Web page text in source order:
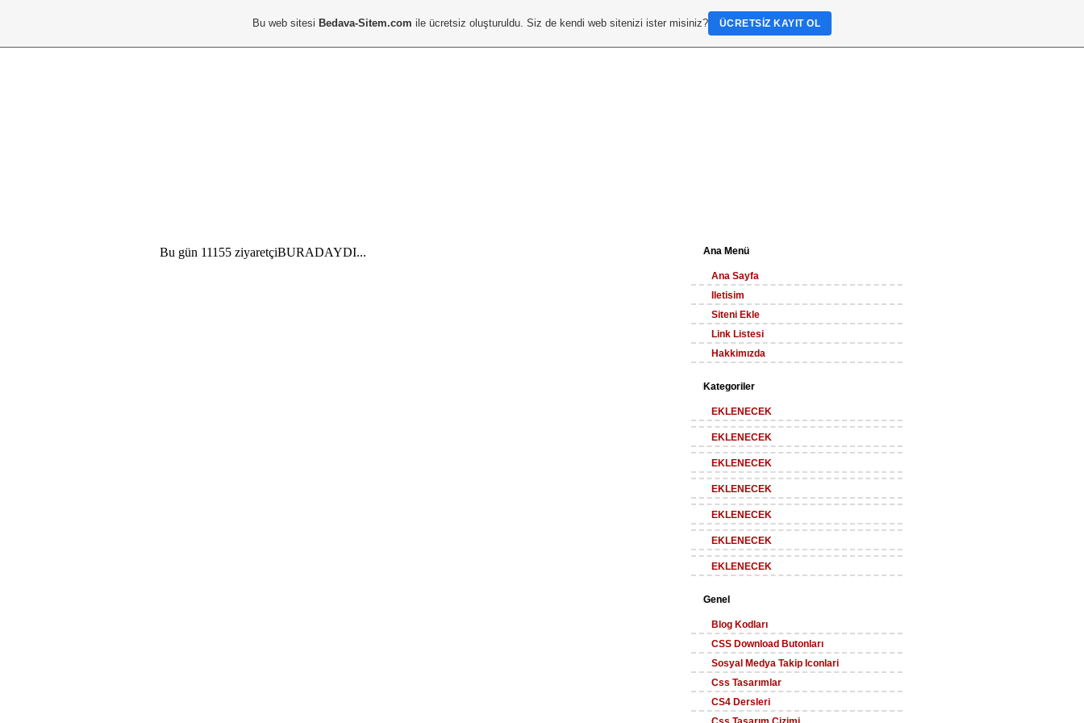
Bu gün 11155 ziyaretçiBURADAYDI... Ana Menü
Ana Sayfa
Iletisim
Siteni Ekle
Link Listesi
Hakkimızda
Kategoriler
EKLENECEK
EKLENECEK
EKLENECEK
EKLENECEK
EKLENECEK
EKLENECEK
EKLENECEK
Genel
Blog Kodları
CSS Download Butonları
Sosyal Medya Takip Iconlari
Css Tasarımlar
CS4 Dersleri
Bu web sitesi Bedava-Sitem.com ile ücretsiz oluşturuldu. Siz de kendi web sitenizi ister misiniz? ÜCRETSIZ KAYIT OL